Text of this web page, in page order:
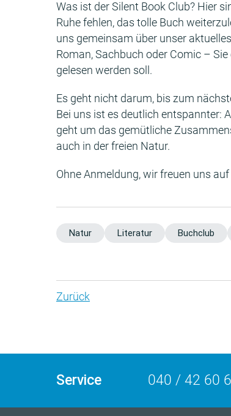
Was ist der Silent Book Club? Hier
Ruhe fehlen, das tolle Buch
uns gemeinsam über unser
Roman, Sachbuch oder Comic –
gelesen werden soll.
Es geht nicht darum, bis zum
Bei uns ist es deutlich entspannter:
geht um das gemütliche
auch in der freien Natur.
Ohne Anmeldung, wir freuen uns auf
Natur Literatur Buchclub
Zurück
Service 040 / 42 60